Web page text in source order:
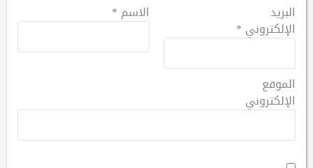
الاسم * البريد
الإلكتروني *
الموقع
الإلكتروني